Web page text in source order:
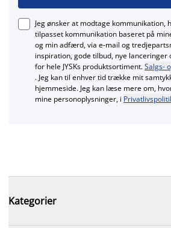
Jeg ønsker at modtage kommunikation,
tilpasset kommunikation baseret på
og min adfærd, via e‑mail og
inspiration, gode tilbud, nye lanceringer
for hele JYSKs produktsortiment.Salgs-
. Jeg kan til enhver tid trække mit
hjemmeside. Jeg kan læse mere om,
mine personoplysninger, i
Kategorier